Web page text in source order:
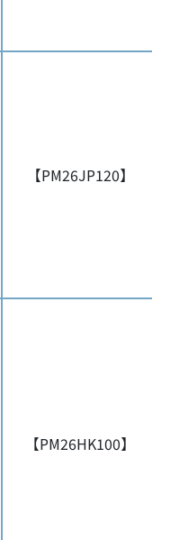
【PM26JP120】
【PM26HK100】